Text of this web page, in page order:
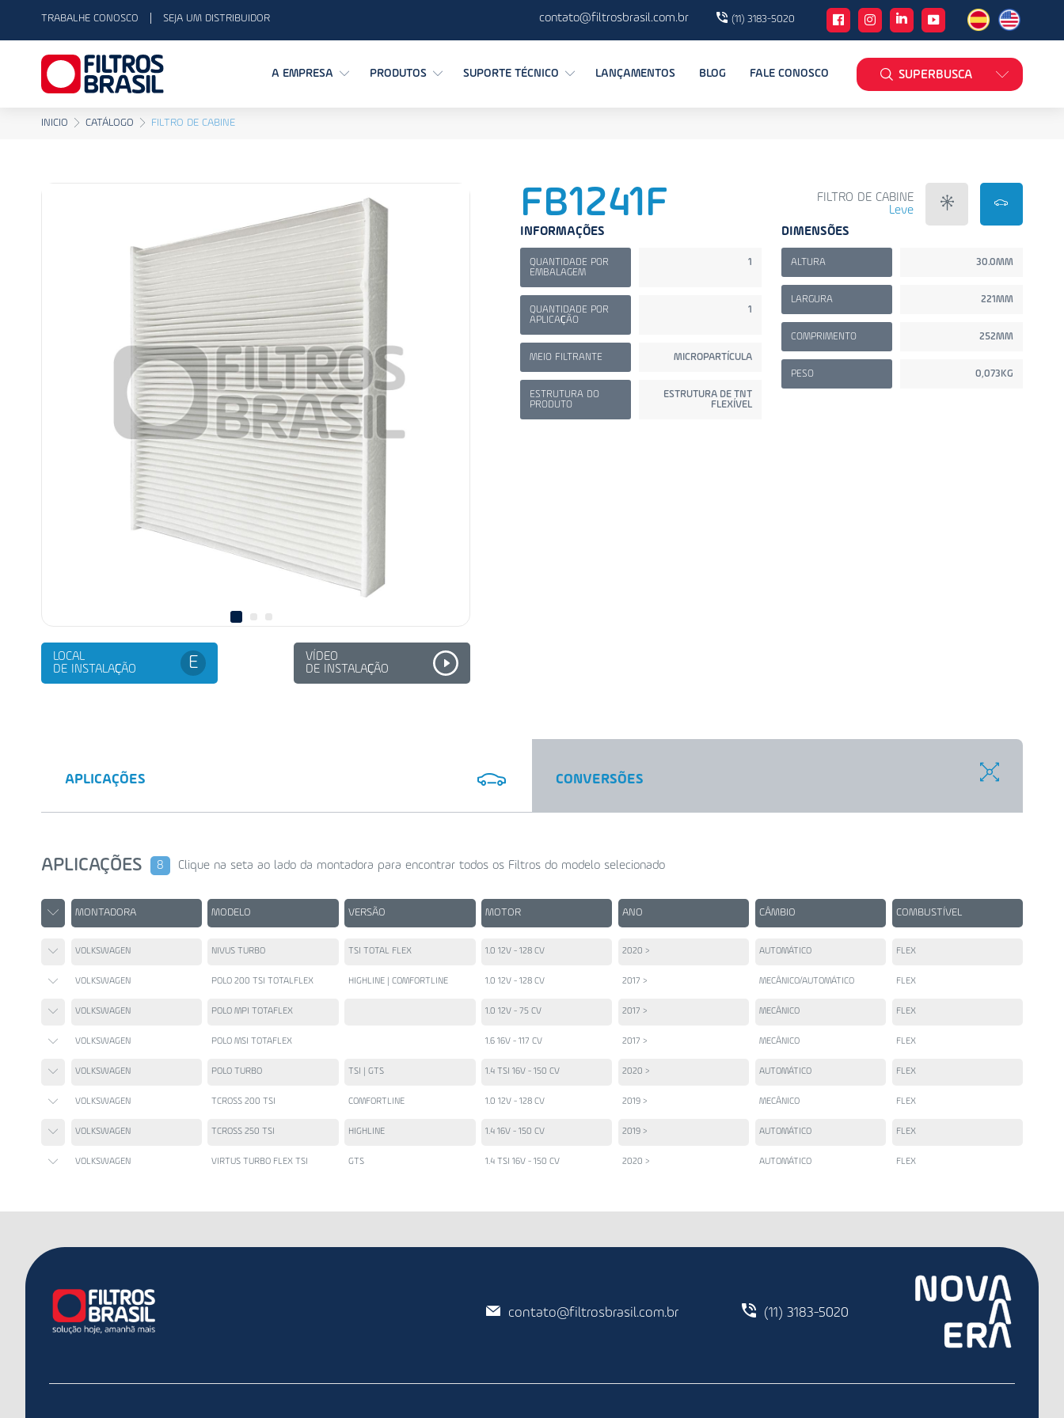
TRABALHE CONOSCO SEJA UM DISTRIBUIDOR contato@filtrosbrasil.com.br (11) 3183-5020
A EMPRESA PRODUTOS SUPORTE TÉCNICO LANÇAMENTOS BLOG FALE CONOSCO SUPERBUSCA
INICIO CATÁLOGO FILTRO DE CABINE
LOCAL
DE INSTALAÇÃO
E
VÍDEO
DE INSTALAÇÃO
FB1241F
FILTRO DE CABINE
Leve
INFORMAÇÕES
QUANTIDADE POR
EMBALAGEM
1
QUANTIDADE POR
APLICAÇÃO
1
MEIO FILTRANTE MICROPARTÍCULA
ESTRUTURA DO
PRODUTO
ESTRUTURA DE TNT
FLEXÍVEL
DIMENSÕES
ALTURA 30.0MM
LARGURA 221MM
COMPRIMENTO 252MM
PESO 0,073KG
APLICAÇÕES CONVERSÕES
APLICAÇÕES 8 Clique na seta ao lado da montadora para encontrar todos os Filtros do modelo selecionado
MONTADORA MODELO VERSÃO MOTOR ANO CÂMBIO COMBUSTÍVEL
VOLKSWAGEN NIVUS TURBO TSI TOTAL FLEX 1.0 12V - 128 CV 2020 > AUTOMÁTICO FLEX
VOLKSWAGEN POLO 200 TSI TOTALFLEX HIGHLINE | COMFORTLINE 1.0 12V - 128 CV 2017 > MECÂNICO/AUTOMÁTICO FLEX
VOLKSWAGEN POLO MPI TOTAFLEX 1.0 12V - 75 CV 2017 > MECÂNICO FLEX
VOLKSWAGEN POLO MSI TOTAFLEX 1.6 16V - 117 CV 2017 > MECÂNICO FLEX
VOLKSWAGEN POLO TURBO TSI | GTS 1.4 TSI 16V - 150 CV 2020 > AUTOMÁTICO FLEX
VOLKSWAGEN TCROSS 200 TSI COMFORTLINE 1.0 12V - 128 CV 2019 > MECÂNICO FLEX
VOLKSWAGEN TCROSS 250 TSI HIGHLINE 1.4 16V - 150 CV 2019 > AUTOMÁTICO FLEX
VOLKSWAGEN VIRTUS TURBO FLEX TSI GTS 1.4 TSI 16V - 150 CV 2020 > AUTOMÁTICO FLEX
contato@filtrosbrasil.com.br (11) 3183-5020